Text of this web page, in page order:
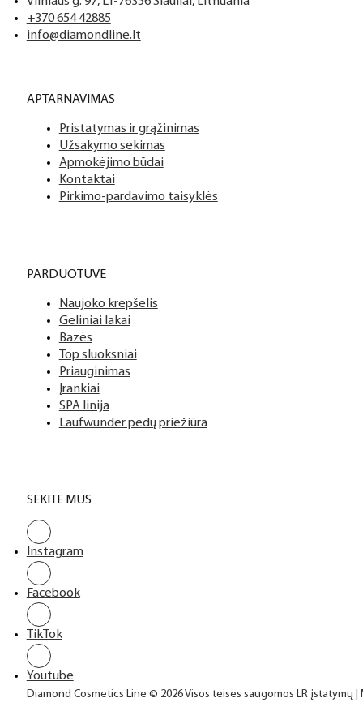
+370 654 42885
info@diamondline.lt
APTARNAVIMAS
Pristatymas ir grąžinimas
Užsakymo sekimas
Apmokėjimo būdai
Kontaktai
Pirkimo-pardavimo taisyklės
PARDUOTUVĖ
Naujoko krepšelis
Geliniai lakai
Bazės
Top sluoksniai
Priauginimas
Įrankiai
SPA linija
Laufwunder pėdų priežiūra
SEKITE MUS
Instagram
Facebook
TikTok
Youtube
Diamond Cosmetics Line © 2026 Visos teisės saugomos LR įstatymų